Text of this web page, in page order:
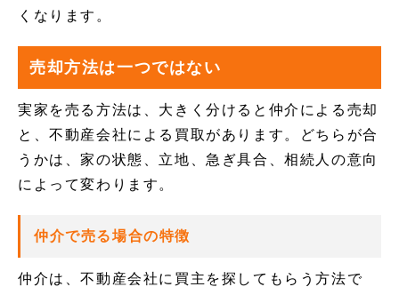
くなります。
売却方法は一つではない
実家を売る方法は、大きく分けると仲介による売却
と、不動産会社による買取があります。どちらが合
うかは、家の状態、立地、急ぎ具合、相続人の意向
によって変わります。
仲介で売る場合の特徴
仲介は、不動産会社に買主を探してもらう方法で